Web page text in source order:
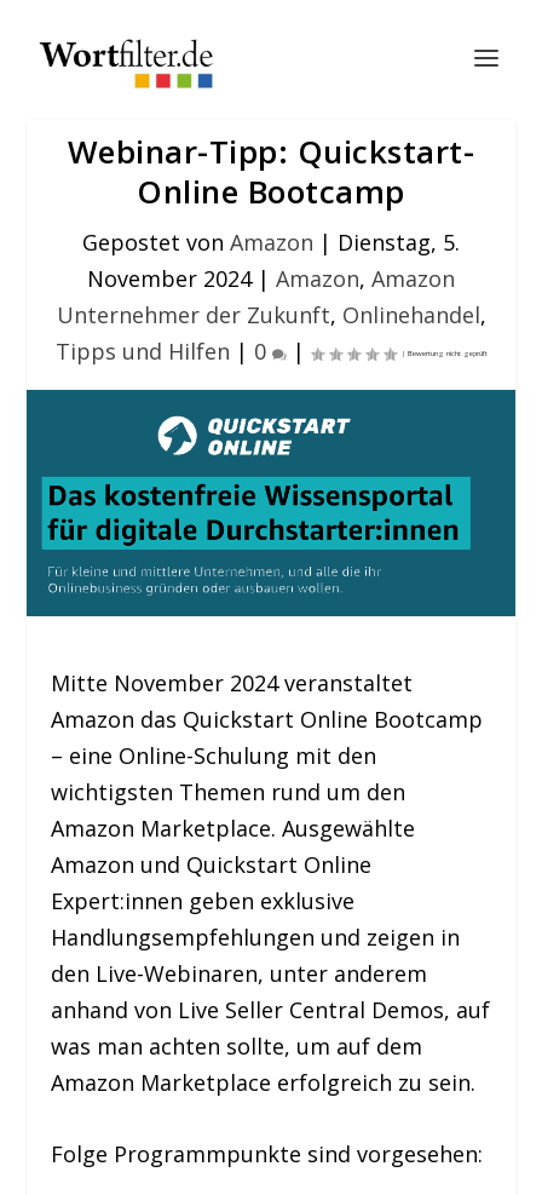
Webinar-Tipp: Quickstart-
Online Bootcamp
Gepostet von Amazon | Dienstag, 5.
November 2024| Amazon, Amazon
Unternehmer der Zukunft, Onlinehandel,
Tipps und Hilfen | 0 |
Mitte November 2024 veranstaltet
Amazon das Quickstart Online Bootcamp
– eine Online-Schulung mit den
wichtigsten Themen rund um den
Amazon Marketplace. Ausgewählte
Amazon und Quickstart Online
Expert:innen geben exklusive
Handlungsempfehlungen und zeigen in
den Live-Webinaren, unter anderem
anhand von Live Seller Central Demos, auf
was man achten sollte, um auf dem
Amazon Marketplace erfolgreich zu sein.
Folge Programmpunkte sind vorgesehen: